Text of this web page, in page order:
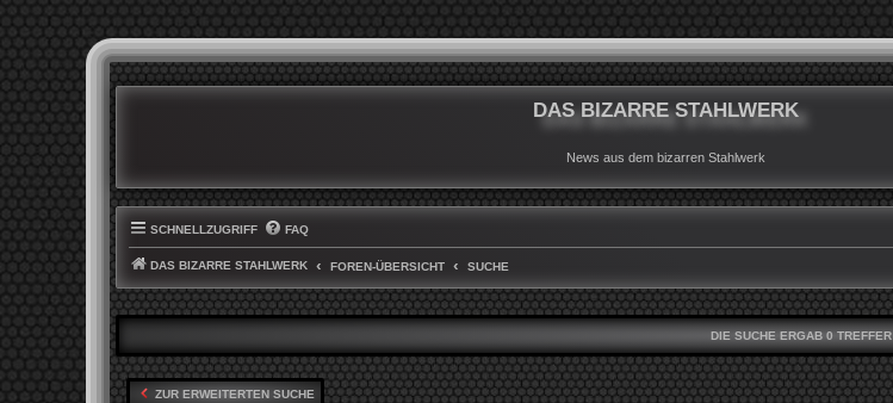
DAS BIZARRE STAHLWERK
News aus dem bizarren Stahlwerk
SCHNELLZUGRIFF FAQ
DAS BIZARRE STAHLWERK FOREN-ÜBERSICHT SUCHE
DIE SUCHE ERGAB 0 TREFFER
ZUR ERWEITERTEN SUCHE